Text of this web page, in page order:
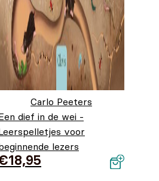
Carlo Peeters
dief in de wei -
voor
lezers
18,95